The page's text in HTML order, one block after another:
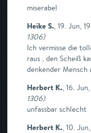
miserabel
Heike S., 19. Jun,
1306)
Ich vermisse die
raus , den Scheiß
denkender Mensch
Herbert K., 16.
1306)
unfassbar schlecht
Herbert K., 10.